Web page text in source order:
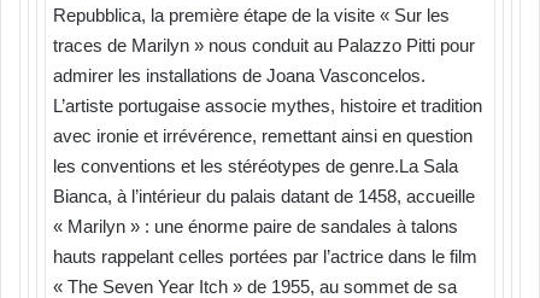
Repubblica, la première étape de la visite « Sur les
traces de Marilyn » nous conduit au Palazzo Pitti pour
admirer les installations de Joana Vasconcelos.
L’artiste portugaise associe mythes, histoire et tradition
avec ironie et irrévérence, remettant ainsi en question
les conventions et les stéréotypes de genre.La Sala
Bianca, à l’intérieur du palais datant de 1458, accueille
« Marilyn » : une énorme paire de sandales à talons
hauts rappelant celles portées par l’actrice dans le film
« The Seven Year Itch » de 1955, au sommet de sa